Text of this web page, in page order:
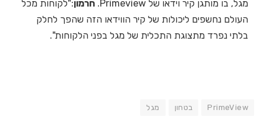
מגל, בו מותגן קיר וידאו של Primeview.
חרמון:"לקוחות מכל
העולם נחשפים ליכולות של קיר הווידאו הזה שהפך לחלק
בלתי נפרד מתצוגת התכלית של מגל בפני הלקוחות".
PrimeView בטחון מגל